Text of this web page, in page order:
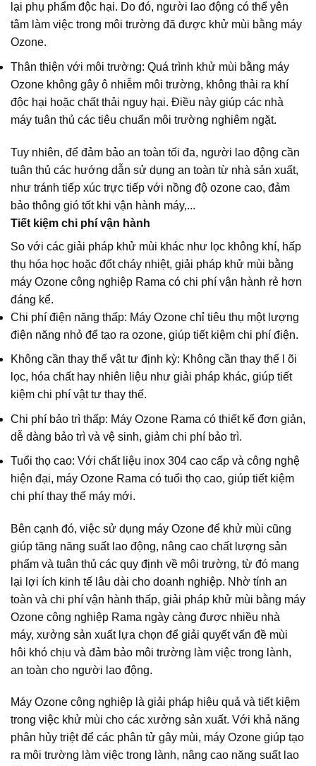
lại phụ phẩm độc hại. Do đó, người lao động có thể yên
tâm làm việc trong môi trường đã được khử mùi bằng máy
Ozone.
Thân thiện với môi trường: Quá trình khử mùi bằng máy
Ozone không gây ô nhiễm môi trường, không thải ra khí
độc hại hoặc chất thải nguy hại. Điều này giúp các nhà
máy tuân thủ các tiêu chuẩn môi trường nghiêm ngặt.
Tuy nhiên, để đảm bảo an toàn tối đa, người lao động cần
tuân thủ các hướng dẫn sử dụng an toàn từ nhà sản xuất,
như tránh tiếp xúc trực tiếp với nồng độ ozone cao, đảm
bảo thông gió tốt khi vận hành máy,...
Tiết kiệm chi phí vận hành
So với các giải pháp khử mùi khác như lọc không khí, hấp
thụ hóa học hoặc đốt cháy nhiệt, giải pháp khử mùi bằng
máy Ozone công nghiệp Rama có chi phí vận hành rẻ hơn
đáng kể.
Chi phí điện năng thấp: Máy Ozone chỉ tiêu thụ một lượng
điện năng nhỏ để tạo ra ozone, giúp tiết kiệm chi phí điện.
Không cần thay thế vật tư định kỳ: Không cần thay thế l õi
lọc, hóa chất hay nhiên liệu như giải pháp khác, giúp tiết
kiệm chi phí vật tư thay thế.
Chi phí bảo trì thấp: Máy Ozone Rama có thiết kế đơn giản,
dễ dàng bảo trì và vệ sinh, giảm chi phí bảo trì.
Tuổi thọ cao: Với chất liệu inox 304 cao cấp và công nghệ
hiện đại, máy Ozone Rama có tuổi thọ cao, giúp tiết kiệm
chi phí thay thế máy mới.
Bên cạnh đó, việc sử dụng máy Ozone để khử mùi cũng
giúp tăng năng suất lao động, nâng cao chất lượng sản
phẩm và tuân thủ các quy định về môi trường, từ đó mang
lại lợi ích kinh tế lâu dài cho doanh nghiệp. Nhờ tính an
toàn và chi phí vận hành thấp, giải pháp khử mùi bằng máy
Ozone công nghiệp Rama ngày càng được nhiều nhà
máy, xưởng sản xuất lựa chọn để giải quyết vấn đề mùi
hôi khó chịu và đảm bảo môi trường làm việc trong lành,
an toàn cho người lao động.
Máy Ozone công nghiệp là giải pháp hiệu quả và tiết kiệm
trong việc khử mùi cho các xưởng sản xuất. Với khả năng
phân hủy triệt để các phân tử gây mùi, máy Ozone giúp tạo
ra môi trường làm việc trong lành, nâng cao năng suất lao